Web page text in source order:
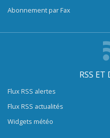
Abonnement par Fax
RSS ET
Flux RSS alertes
Flux RSS actualités
Widgets météo